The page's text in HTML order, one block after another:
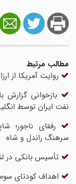
مطالب مرتبط
روایت آمریکا از ارزان تمام
نفت ایران توسط
رفقای ناجور؛
سرهنگ راندل و شاه
تأسیس بانکی در
اهداف کودتای سوم